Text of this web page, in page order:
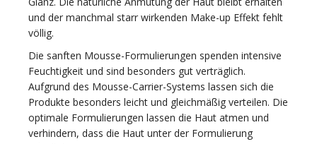
und der manchmal starr wirkenden Make-up Effekt fehlt
völlig.
Die sanften Mousse-Formulierungen spenden intensive
Feuchtigkeit und sind besonders gut verträglich.
Aufgrund des Mousse-Carrier-Systems lassen sich die
Produkte besonders leicht und gleichmäßig verteilen. Die
optimale Formulierungen lassen die Haut atmen und
verhindern, dass die Haut unter der Formulierung